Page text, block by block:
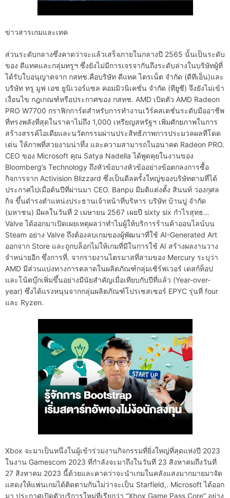
ข่าวสารเกมและเทค
ส่วนระดับกลางซึ่งคาดว่าจะแล้วเสร็จภายในกลางปี 2565 นั้นเป็นระดับ
ของ ดีแทคและกลุ่มทรูฯ ซึ่งยังไม่มีการเจรจากันถึงระดับล่างในบริษัทผู้ที่
ได้รับใบอนุญาตจาก กสทช.คือบริษัท ดีแทค ไตรเน็ต จำกัด (ดีทีเอ็น)และ
บริษัท ทรู มูฟ เอช ยูนิเวอร์แซล คอมมิวนิเคชั่น จำกัด (ทียูซี) จึงยังไม่เข้า
เงื่อนไข กฎเกณฑ์หรือประกาศของ กสทช. AMD เปิดตัว AMD Radeon
PRO W7700 กราฟิกการ์ดสำหรับการทำงานเวิร์คสเตชั่นระดับมืออาชีพ
ที่ทรงพลังที่สุดในราคาไม่ถึง 1,000 เหรียญสหรัฐฯ เพิ่มศักยภาพในการ
สร้างสรรค์ไอเดียและนวัตกรรมผ่านประสิทธิภาพการประมวลผลที่โดด
เด่น ให้ภาพที่สวยงามน่าทึ่ง และความสามารถในอนาคต Radeon PRO.
CEO ของ Microsoft คุณ Satya Nadella ได้พูดคุยในงานของ
Bloomberg’s Technology ถึงหัวข้อบางหัวข้ออย่างข้อตกลงการซื้อ
กิจการจาก Activision Blizzard ซึ่งเป็นดีลครั้งใหญ่ของบริษัทตามที่ได้
ประกาศไปเมื่อต้นปีที่ผ่านมา CEO. Banpu มีมติแต่งตั้ง สินนท์ ว่องกุศล
กิจ ขึ้นดำรงตำแหน่งประธานเจ้าหน้าที่บริหาร บริษัท บ้านปู จำกัด
(มหาชน) มีผลในวันที่ 2 เมษายน 2567 เผยปี sixty six กำไรสุทธ…
Valve ได้ออกมาเปิดเผยเหตุผลว่าทำไมผู้ให้บริการร้านค้าออนไลน์บน
Steam อย่าง Valve ถึงต้องลบเกมของผู้พัฒนาที่ใช้ AI-Generated Art
ออกจาก Store และถูกบล็อกไม่ให้เกมที่มีในการใช้ AI สร้างผลงานวาง
จำหน่ายอีก ซึ่งการที่. จากรายงานไตรมาสที่สามของ Mercury ระบุว่า
AMD มีส่วนแบ่งทางการตลาดในผลิตภัณฑ์กลุ่มเซิร์ฟเวอร์ เดสก์ท็อป
และโน้ตบุ๊กเพิ่มขึ้นอย่างมีนัยสำคัญเมื่อเทียบกับปีที่แล้ว (Year-over-
year) ซึ่งได้แรงหนุนจากกลุ่มผลิตภัณฑ์โปรเซสเซอร์ EPYC รุ่นที่ four
และ Ryzen.
Xbox จะมาเป็นหนึ่งในผู้เข้าร่วมงานกิจกรรมที่ยิ่งใหญ่ที่สุดแห่งปี 2023
ในงาน Gamescom 2023 ที่กำลังจะมาถึงในวันที่ 23 สิงหาคมถึงวันที่
27 สิงหาคม 2023 นี้ด้วยและคาดว่าจะนำเกมในคลังแสงมากมายมาจัด
แสดงให้แฟนเกมได้ติดตามกันไม่ว่าจะเป็น Starfield,. Microsoft ได้ออก
มา ประกาศเปิดตัวบริการใหม่ที่เรียกว่า “Xbox Game Pass Core” อย่าง